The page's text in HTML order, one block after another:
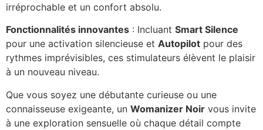
irréprochable et un confort absolu.
Fonctionnalités innovantes : Incluant Smart Silence
pour une activation silencieuse et Autopilot pour des
rythmes imprévisibles, ces stimulateurs élèvent le plaisir
à un nouveau niveau.
Que vous soyez une débutante curieuse ou une
connaisseuse exigeante, un Womanizer Noir vous invite
à une exploration sensuelle où chaque détail compte